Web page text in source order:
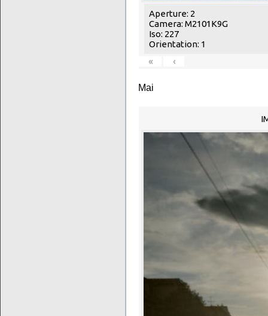
Aperture: 2
Camera: M2101K9G
Iso: 227
Orientation: 1
«
‹
Mai